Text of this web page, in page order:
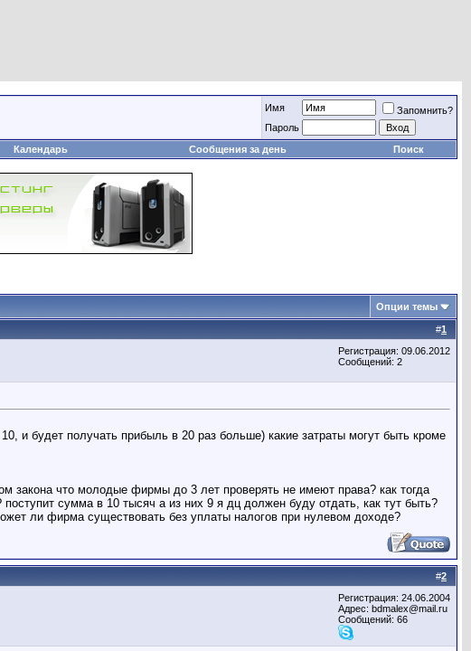
Имя
Запомнить?
Пароль
Календарь Сообщения за день Поиск
Опции темы
#1
Регистрация: 09.06.2012
Сообщений: 2
и будет получать прибыль в 20 раз больше) какие затраты могут быть кроме
закона что молодые фирмы до 3 лет проверять не имеют права? как тогда
сумма в 10 тысяч а из них 9 я дц должен буду отдать, как тут быть?
ли фирма существовать без уплаты налогов при нулевом доходе?
#2
Регистрация: 24.06.2004
Адрес: bdmalex@mail.ru
Сообщений: 66